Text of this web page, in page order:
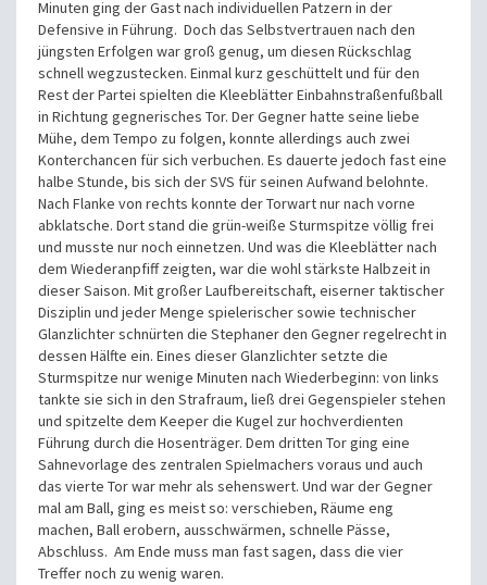
Minuten ging der Gast nach individuellen Patzern in der
Defensive in Führung. Doch das Selbstvertrauen nach den
jüngsten Erfolgen war groß genug, um diesen Rückschlag
schnell wegzustecken. Einmal kurz geschüttelt und für den
Rest der Partei spielten die Kleeblätter Einbahnstraßenfußball
in Richtung gegnerisches Tor. Der Gegner hatte seine liebe
Mühe, dem Tempo zu folgen, konnte allerdings auch zwei
Konterchancen für sich verbuchen. Es dauerte jedoch fast eine
halbe Stunde, bis sich der SVS für seinen Aufwand belohnte.
Nach Flanke von rechts konnte der Torwart nur nach vorne
abklatsche. Dort stand die grün-weiße Sturmspitze völlig frei
und musste nur noch einnetzen. Und was die Kleeblätter nach
dem Wiederanpfiff zeigten, war die wohl stärkste Halbzeit in
dieser Saison. Mit großer Laufbereitschaft, eiserner taktischer
Disziplin und jeder Menge spielerischer sowie technischer
Glanzlichter schnürten die Stephaner den Gegner regelrecht in
dessen Hälfte ein. Eines dieser Glanzlichter setzte die
Sturmspitze nur wenige Minuten nach Wiederbeginn: von links
tankte sie sich in den Strafraum, ließ drei Gegenspieler stehen
und spitzelte dem Keeper die Kugel zur hochverdienten
Führung durch die Hosenträger. Dem dritten Tor ging eine
Sahnevorlage des zentralen Spielmachers voraus und auch
das vierte Tor war mehr als sehenswert. Und war der Gegner
mal am Ball, ging es meist so: verschieben, Räume eng
machen, Ball erobern, ausschwärmen, schnelle Pässe,
Abschluss. Am Ende muss man fast sagen, dass die vier
Treffer noch zu wenig waren.